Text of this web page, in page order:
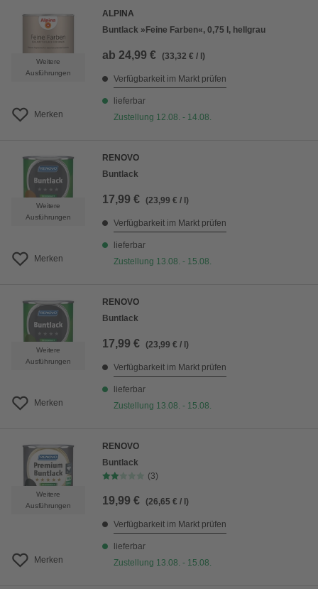
Weitere
Ausführungen
Merken
ALPINA
Buntlack »Feine Farben«, 0,75 l, hellgrau
ab 24,99 € (33,32 € / l)
Verfügbarkeit im Markt prüfen
lieferbar
Zustellung 12.08. - 14.08.
Weitere
Ausführungen
Merken
RENOVO
Buntlack
17,99 € (23,99 € / l)
Verfügbarkeit im Markt prüfen
lieferbar
Zustellung 13.08. - 15.08.
Weitere
Ausführungen
Merken
RENOVO
Buntlack
17,99 € (23,99 € / l)
Verfügbarkeit im Markt prüfen
lieferbar
Zustellung 13.08. - 15.08.
Weitere
Ausführungen
Merken
RENOVO
Buntlack
(3)
19,99 € (26,65 € / l)
Verfügbarkeit im Markt prüfen
lieferbar
Zustellung 13.08. - 15.08.